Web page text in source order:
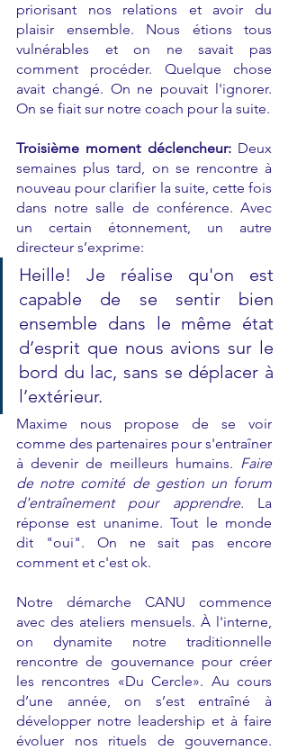
priorisant nos relations et avoir du
plaisir ensemble. Nous étions tous
vulnérables et on ne savait pas
comment procéder. Quelque chose
avait changé. On ne pouvait l'ignorer.
On se fiait sur notre coach pour la suite.
Troisième moment déclencheur: Deux
semaines plus tard, on se rencontre à
nouveau pour clarifier la suite, cette fois
dans notre salle de conférence. Avec
un certain étonnement, un autre
directeur s’exprime:
Heille! Je réalise qu'on est
capable de se sentir bien
ensemble dans le même état
d’esprit que nous avions sur le
bord du lac, sans se déplacer à
l’extérieur.
Maxime nous propose de se voir
comme des partenaires pour s'entraîner
à devenir de meilleurs humains. Faire
de notre comité de gestion un forum
d'entraînement pour apprendre. La
réponse est unanime. Tout le monde
dit "oui". On ne sait pas encore
comment et c'est ok.
Notre démarche CANU commence
avec des ateliers mensuels. À l'interne,
on dynamite notre traditionnelle
rencontre de gouvernance pour créer
les rencontres «Du Cercle». Au cours
d’une année, on s’est entraîné à
développer notre leadership et à faire
évoluer nos rituels de gouvernance.